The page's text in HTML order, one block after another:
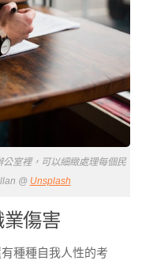
室裡，可以細緻處理每個民
@ Unsplash
傷害
種種自我人性的考